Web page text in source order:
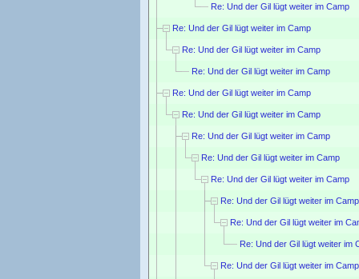
Re: Und der Gil lügt weiter im Camp
Re: Und der Gil lügt weiter im Camp
Re: Und der Gil lügt weiter im Camp
Re: Und der Gil lügt weiter im Camp
Re: Und der Gil lügt weiter im Camp
Re: Und der Gil lügt weiter im Camp
Re: Und der Gil lügt weiter im Camp
Re: Und der Gil lügt weiter im Camp
Re: Und der Gil lügt weiter im Camp
Re: Und der Gil lügt weiter im Camp
Re: Und der Gil lügt weiter im
Re: Und der Gil lügt weiter im
Re: Und der Gil lügt weiter im Camp